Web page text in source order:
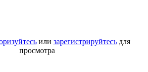
или зарегистрируйтесьдля
просмотра